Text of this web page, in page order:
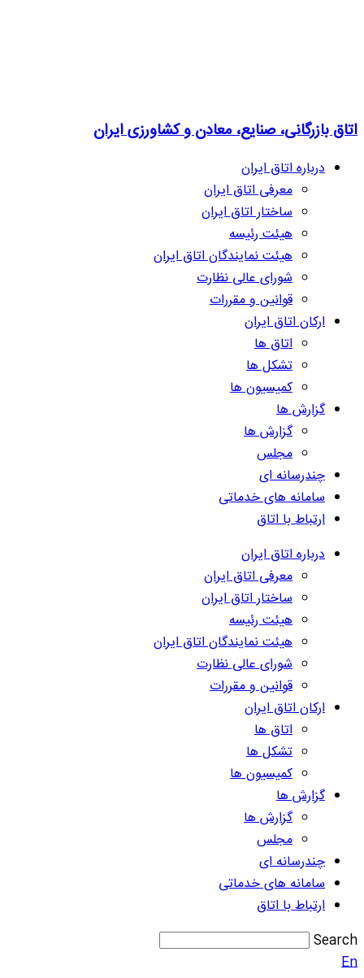
اتاق بازرگانی، صنایع، معادن و کشاورزی ایران
درباره اتاق ایران
معرفی اتاق ایران
ساختار اتاق ایران
هیئت رئیسه
هیئت نمایندگان اتاق ایران
شورای عالی نظارت
قوانین و مقررات
ارکان اتاق ایران
اتاق ها
تشکل ها
کمیسیون ها
گزارش ها
گزارش ها
مجلس
چندرسانه ای
سامانه های خدماتی
ارتباط با اتاق
درباره اتاق ایران
معرفی اتاق ایران
ساختار اتاق ایران
هیئت رئیسه
هیئت نمایندگان اتاق ایران
شورای عالی نظارت
قوانین و مقررات
ارکان اتاق ایران
اتاق ها
تشکل ها
کمیسیون ها
گزارش ها
گزارش ها
مجلس
چندرسانه ای
سامانه های خدماتی
ارتباط با اتاق
Search
En